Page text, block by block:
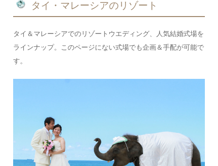
タイ・マレーシアのリゾート
タイ＆マレーシアでのリゾートウエディング、人気結婚式場を
ラインナップ。このページにない式場でも企画＆手配が可能で
す。